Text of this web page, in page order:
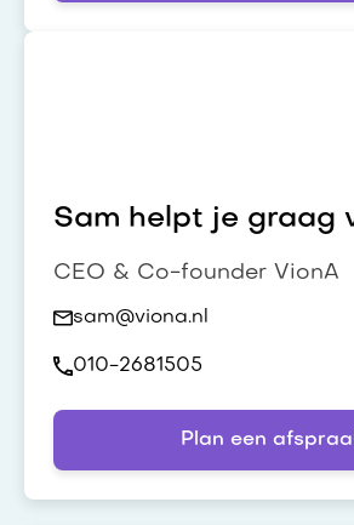
Sam helpt je graag
CEO & Co-founder VionA
sam@viona.nl
010-2681505
Plan een